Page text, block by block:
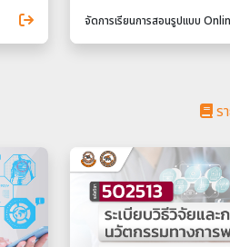
จัดการเรียนการสอนรูปแบบ
ร